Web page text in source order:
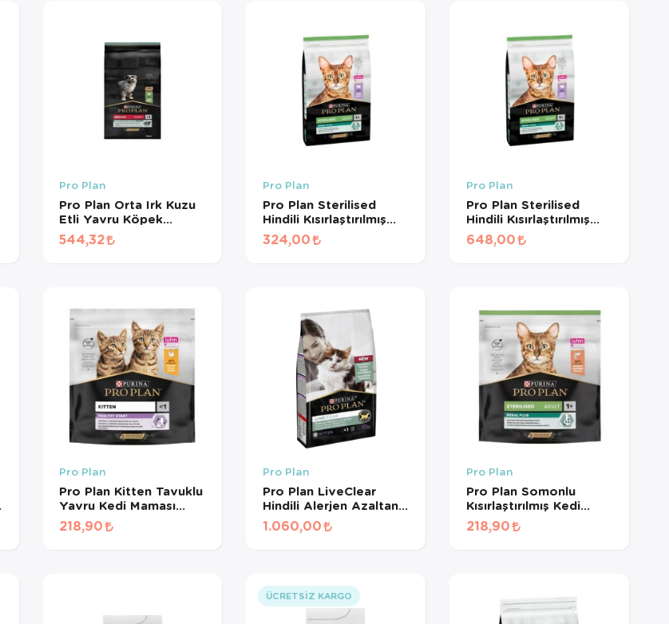
Pro Plan
Pro Plan Orta Irk Kuzu
Etli Yavru Köpek
Maması (1 KG
BÖLÜNMÜŞ)
544,32
Pro Plan
Pro Plan Sterilised
Hindili Kısırlaştırılmış
Kedi Maması (500 GR
BÖLÜNMÜŞ)
324,00
Pro Plan
Pro Plan Sterilised
Hindili Kısırlaştırılmış
Kedi Maması (1 KG
BÖLÜNMÜŞ)
648,00
Pro Plan
Pro Plan Kitten Tavuklu
Yavru Kedi Maması
400 Gr
218,90
Pro Plan
Pro Plan LiveClear
Hindili Alerjen Azaltan
Yavru Kedi Maması 1,4
Kg
1.060,00
Pro Plan
Pro Plan Somonlu
Kısırlaştırılmış Kedi
Maması 400 Gr
218,90
ÜCRETSIZ KARGO